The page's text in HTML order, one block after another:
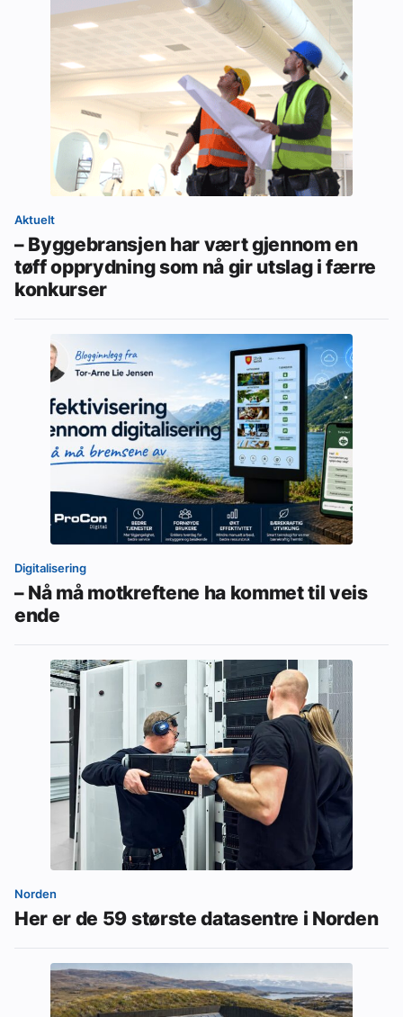
Aktuelt
– Byggebransjen har vært gjennom en
tøff opprydning som nå gir utslag i færre
konkurser
Digitalisering
– Nå må motkreftene ha kommet til veis
ende
Norden
Her er de 59 største datasentre i Norden